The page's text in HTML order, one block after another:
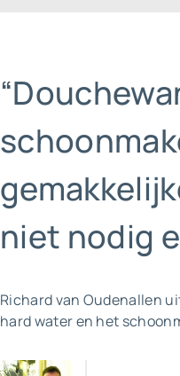
niet nodig
Richard van Oudenallen
hard water en het